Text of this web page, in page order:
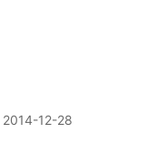
2014-12-28